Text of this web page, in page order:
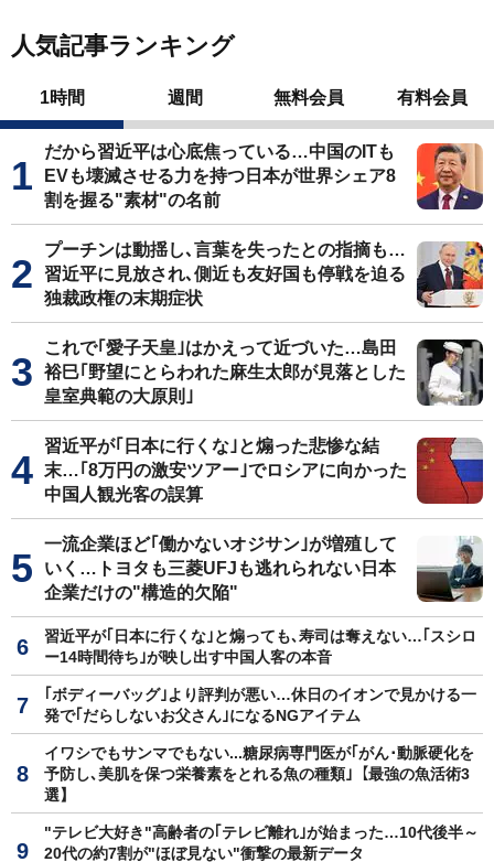
人気記事ランキング
1時間 週間 無料会員 有料会員
だから習近平は心底焦っている…中国のITも
EVも壊滅させる力を持つ日本が世界シェア8
割を握る"素材"の名前
プーチンは動揺し､言葉を失ったとの指摘も…
習近平に見放され､側近も友好国も停戦を迫る
独裁政権の末期症状
これで｢愛子天皇｣はかえって近づいた…島田
裕巳｢野望にとらわれた麻生太郎が見落とした
皇室典範の大原則｣
習近平が｢日本に行くな｣と煽った悲惨な結
末…｢8万円の激安ツアー｣でロシアに向かった
中国人観光客の誤算
一流企業ほど｢働かないオジサン｣が増殖して
いく…トヨタも三菱UFJも逃れられない日本
企業だけの"構造的欠陥"
習近平が｢日本に行くな｣と煽っても､寿司は奪えない…｢スシロ
ー14時間待ち｣が映し出す中国人客の本音
｢ボディーバッグ｣より評判が悪い…休日のイオンで見かける一
発で｢だらしないお父さん｣になるNGアイテム
イワシでもサンマでもない...糖尿病専門医が｢がん･動脈硬化を
予防し､美肌を保つ栄養素をとれる魚の種類｣【最強の魚活術3
選】
"テレビ大好き"高齢者の｢テレビ離れ｣が始まった…10代後半～
20代の約7割が"ほぼ見ない"衝撃の最新データ